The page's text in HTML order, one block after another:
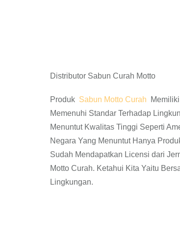
Distributor Sabun Curah Motto
Produk Sabun Motto Curah
Memenuhi Standar Terhadap
Menuntut Kwalitas Tinggi Seperti
Negara Yang Menuntut Hanya
Sudah Mendapatkan Licensi dari
Motto Curah. Ketahui Kita Yaitu
Lingkungan.